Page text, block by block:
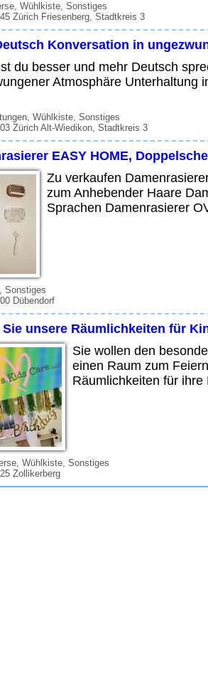
Wühlkiste, Sonstiges
Zürich Friesenberg, Stadtkreis 3
Konversation in
du besser und mehr Deutsch
Atmosphäre Unterhaltung
Wühlkiste, Sonstiges
Zürich Alt-Wiedikon, Stadtkreis 3
EASY HOME,
Zu verkaufen
zum Anhebender Haare
Sprachen Damenrasierer
Sonstiges
Dübendorf
Sie unsere Räumlichkeiten für
Sie wollen den
einen Raum zum
Räumlichkeiten für ihre
Wühlkiste, Sonstiges
Zollikerberg